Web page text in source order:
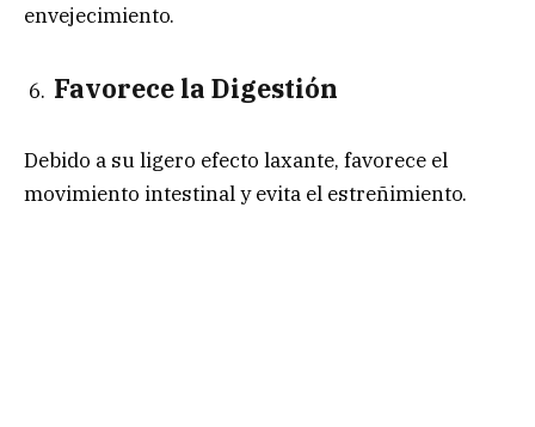
envejecimiento.
Favorece la Digestión
Debido a su ligero efecto laxante, favorece el
movimiento intestinal y evita el estreñimiento.